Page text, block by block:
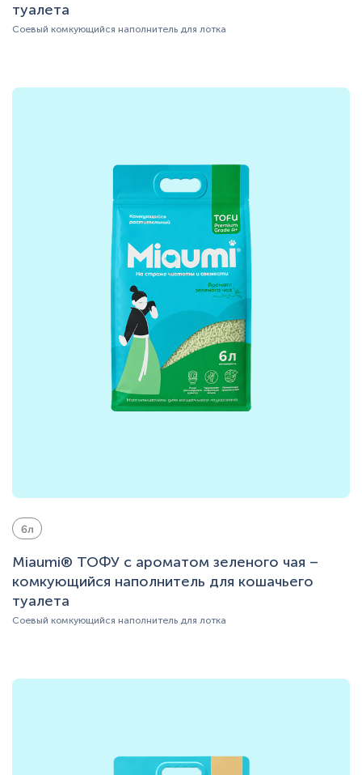
туалета
Соевый комкующийся наполнитель для лотка
6л
Miaumi® ТОФУ с ароматом зеленого чая –
комкующийся наполнитель для кошачьего
туалета
Соевый комкующийся наполнитель для лотка